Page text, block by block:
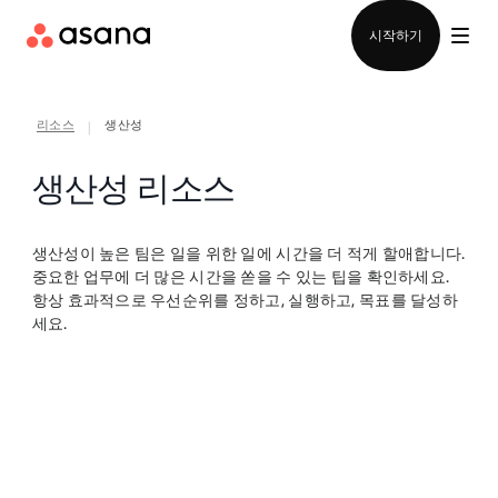
시작하기
리소스 생산성
생산성 리소스
생산성이 높은 팀은 일을 위한 일에 시간을 더 적게 할애합니다.
중요한 업무에 더 많은 시간을 쏟을 수 있는 팁을 확인하세요.
항상 효과적으로 우선순위를 정하고, 실행하고, 목표를 달성하
세요.